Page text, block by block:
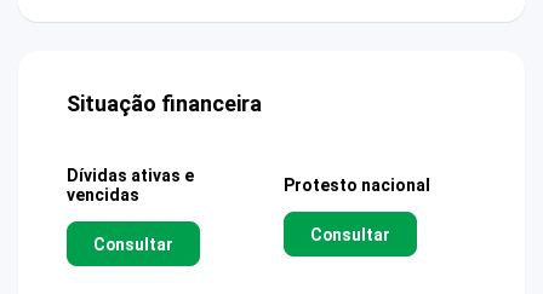
Situação financeira
Dívidas ativas e
vencidas
Consultar
Protesto nacional
Consultar